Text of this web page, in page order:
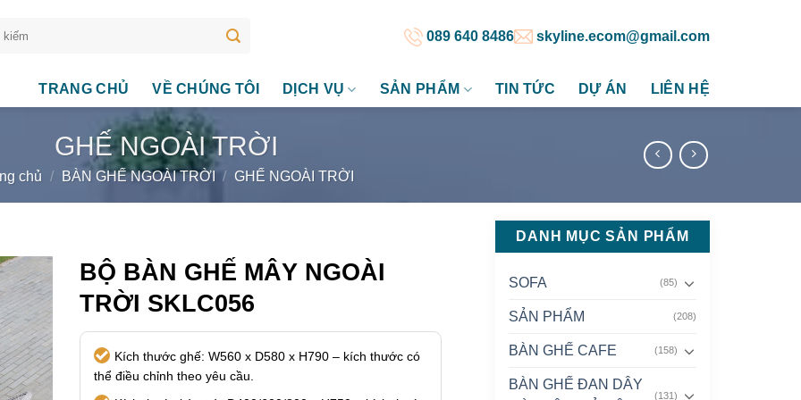
089 640 8486 skyline.ecom@gmail.com
TRANG CHỦ VỀ CHÚNG TÔI DỊCH VỤ SẢN PHẨM TIN TỨC DỰ ÁN LIÊN HỆ
GHẾ NGOÀI TRỜI
chủ / BÀN GHẾ NGOÀI TRỜI / GHẾ NGOÀI TRỜI
DANH MỤC SẢN PHẨM
SOFA (85)
SẢN PHẨM (208)
BÀN GHẾ CAFE (158)
BÀN GHẾ ĐAN DÂY
(131)
BỘ BÀN GHẾ MÂY NGOÀI
TRỜI SKLC056
Kích thước ghế: W560 x D580 x H790 – kích thước có
thể điều chỉnh theo yêu cầu.